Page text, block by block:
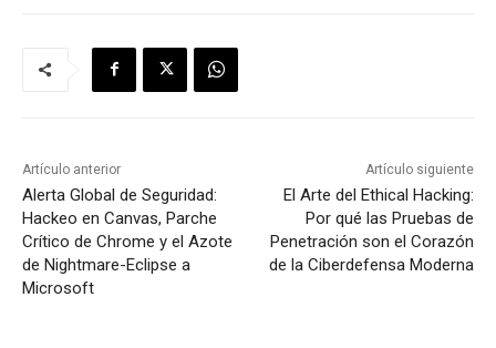
Artículo anterior
Alerta Global de Seguridad:
Hackeo en Canvas, Parche
Crítico de Chrome y el Azote
de Nightmare-Eclipse a
Microsoft
Artículo siguiente
El Arte del Ethical Hacking:
Por qué las Pruebas de
Penetración son el Corazón
de la Ciberdefensa Moderna